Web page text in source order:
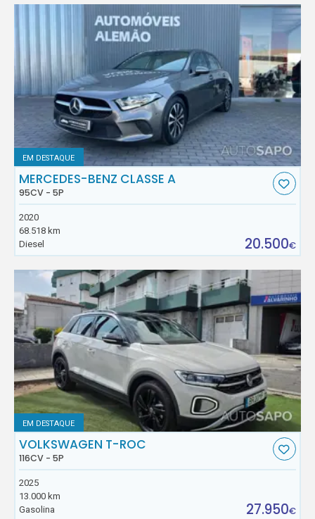
EM DESTAQUE
MERCEDES-BENZ CLASSE A
95CV - 5P
2020
68.518 km
Diesel
20.500€
EM DESTAQUE
VOLKSWAGEN T-ROC
116CV - 5P
2025
13.000 km
Gasolina
27.950€